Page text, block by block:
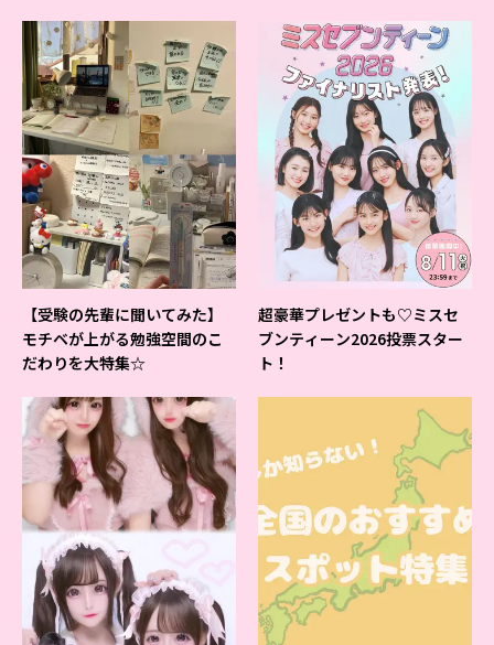
【受験の先輩に聞いてみた】
モチベが上がる勉強空間のこ
だわりを大特集☆
超豪華プレゼントも♡ミスセ
ブンティーン2026投票スター
ト！